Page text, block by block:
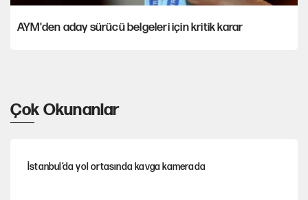
AYM'den aday sürücü belgeleri için kritik karar
Çok Okunanlar
İstanbul’da yol ortasında kavga kamerada